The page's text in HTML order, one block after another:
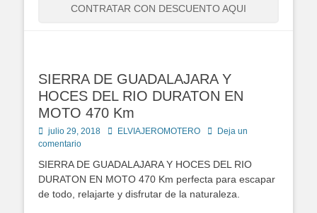
CONTRATAR CON DESCUENTO AQUI
SIERRA DE GUADALAJARA Y
HOCES DEL RIO DURATON EN
MOTO 470 Km
Publicado
en
julio 29, 2018 AutorELVIAJEROMOTERO
Deja un
comentario
SIERRA DE GUADALAJARA Y HOCES DEL RIO
DURATON EN MOTO 470 Km perfecta para escapar
de todo, relajarte y disfrutar de la naturaleza.